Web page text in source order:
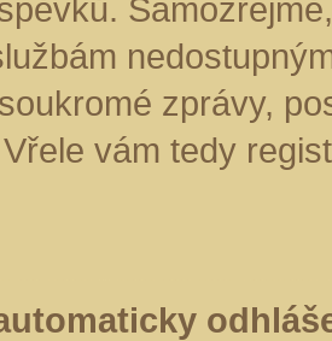
zprávy,
vám tedy